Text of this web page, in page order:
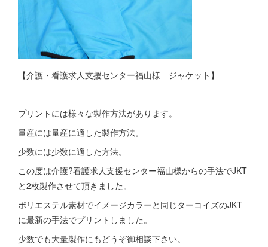
【介護・看護求人支援センター福山様 ジャケット】
プリントには様々な製作方法があります。
量産には量産に適した製作方法。
少数には少数に適した方法。
この度は介護?看護求人支援センター福山様からの手法でJKT
と2枚製作させて頂きました。
ポリエステル素材でイメージカラーと同じターコイズのJKT
に最新の手法でプリントしました。
少数でも大量製作にもどうぞ御相談下さい。